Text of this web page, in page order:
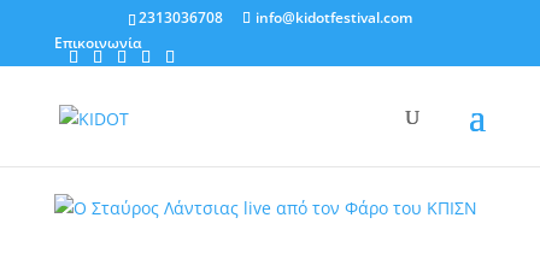
2313036708
info@kidotfestival.com
Επικοινωνία